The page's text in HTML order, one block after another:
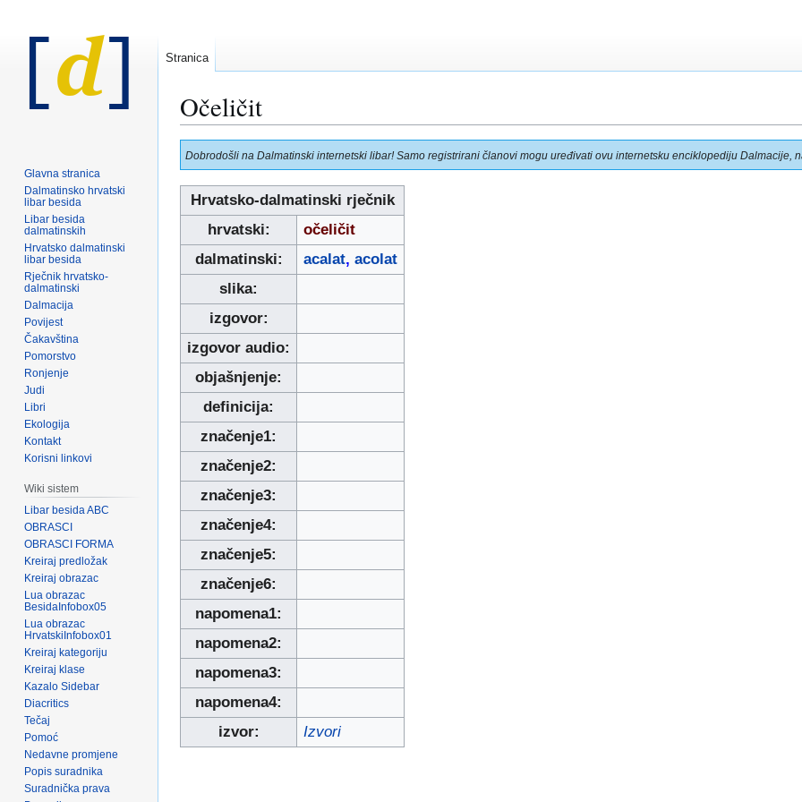
Očeličit
Prijeđi
na
navigaciju
Prijeđi
na
pretraživanje
Dobrodošli na Dalmatinski internetski libar! Samo registrirani članovi mogu uređivati ovu internetsku enciklopediju Dalmacije,
Hrvatsko-dalmatinski rječnik
hrvatski:
očeličit
dalmatinski:
acalat, acolat
slika:
izgovor:
izgovor audio:
objašnjenje:
definicija:
značenje1:
značenje2:
značenje3:
značenje4:
značenje5:
značenje6:
napomena1:
napomena2:
napomena3:
napomena4:
izvor:
Izvori
Stranica
Glavna stranica
Dalmatinsko hrvatski
libar besida
Libar besida
dalmatinskih
Hrvatsko dalmatinski
libar besida
Rječnik hrvatsko-
dalmatinski
Dalmacija
Povijest
Čakavština
Pomorstvo
Ronjenje
Judi
Libri
Ekologija
Kontakt
Korisni linkovi
Wiki sistem
Libar besida ABC
OBRASCI
OBRASCI FORMA
Kreiraj predložak
Kreiraj obrazac
Lua obrazac
BesidaInfobox05
Lua obrazac
HrvatskiInfobox01
Kreiraj kategoriju
Kreiraj klase
Kazalo Sidebar
Diacritics
Tečaj
Pomoć
Nedavne promjene
Popis suradnika
Suradnička prava